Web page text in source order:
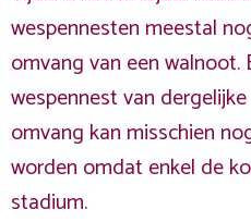
wespennesten meestal
omvang van een walnoot.
wespennest van dergelijke
omvang kan misschien
worden omdat enkel de
stadium.